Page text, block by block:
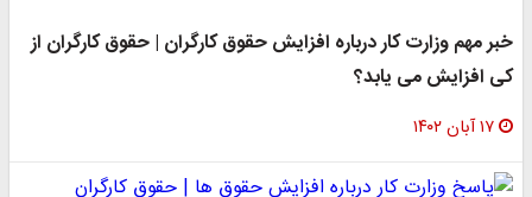
خبر مهم وزارت کار درباره افزایش حقوق کارگران | حقوق کارگران از
کی افزایش می یابد؟
۱۷ آبان ۱۴۰۲